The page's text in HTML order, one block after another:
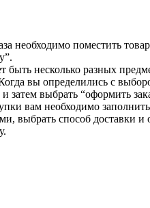
необходимо поместить
быть несколько разных
вы определились с
затем выбрать “оформить
вам необходимо
выбрать способ доставки и